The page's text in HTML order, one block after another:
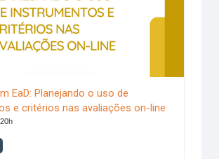
EaD: Planejando o uso de
e critérios nas avaliações on-line